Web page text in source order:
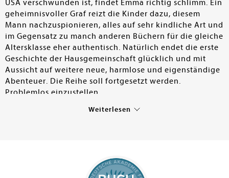
USA verschwunden ist, findet Emma richtig schlimm. Ein
geheimnisvoller Graf reizt die Kinder dazu, diesem
Mann nachzuspionieren, alles auf sehr kindliche Art und
im Gegensatz zu manch anderen Büchern für die gleiche
Altersklasse eher authentisch. Natürlich endet die erste
Geschichte der Hausgemeinschaft glücklich und mit
Aussicht auf weitere neue, harmlose und eigenständige
Abenteuer. Die Reihe soll fortgesetzt werden.
Problemlos einzustellen.
Weiterlesen